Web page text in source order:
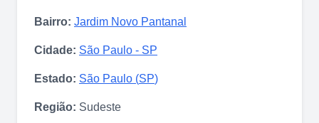
Bairro: Jardim Novo Pantanal
Cidade: São Paulo - SP
Estado: São Paulo (SP)
Região: Sudeste